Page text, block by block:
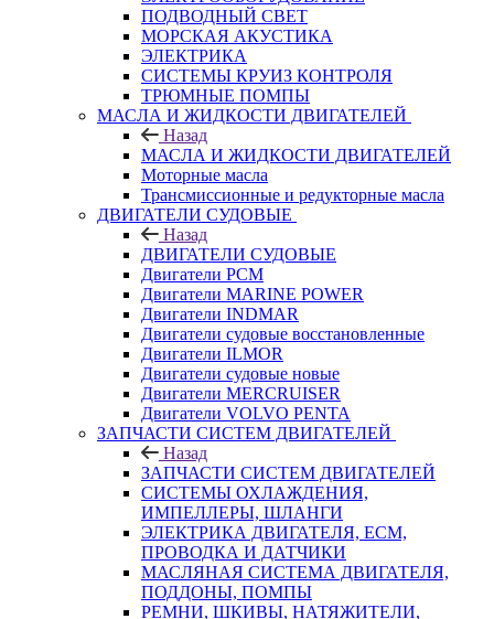
ПОДВОДНЫЙ СВЕТ
МОРСКАЯ АКУСТИКА
ЭЛЕКТРИКА
СИСТЕМЫ КРУИЗ КОНТРОЛЯ
ТРЮМНЫЕ ПОМПЫ
МАСЛА И ЖИДКОСТИ ДВИГАТЕЛЕЙ
Назад
МАСЛА И ЖИДКОСТИ ДВИГАТЕЛЕЙ
Моторные масла
Трансмиссионные и редукторные масла
ДВИГАТЕЛИ СУДОВЫЕ
Назад
ДВИГАТЕЛИ СУДОВЫЕ
Двигатели PCM
Двигатели MARINE POWER
Двигатели INDMAR
Двигатели судовые восстановленные
Двигатели ILMOR
Двигатели судовые новые
Двигатели MERCRUISER
Двигатели VOLVO PENTA
ЗАПЧАСТИ СИСТЕМ ДВИГАТЕЛЕЙ
Назад
ЗАПЧАСТИ СИСТЕМ ДВИГАТЕЛЕЙ
СИСТЕМЫ ОХЛАЖДЕНИЯ,
ИМПЕЛЛЕРЫ, ШЛАНГИ
ЭЛЕКТРИКА ДВИГАТЕЛЯ, ECM,
ПРОВОДКА И ДАТЧИКИ
МАСЛЯНАЯ СИСТЕМА ДВИГАТЕЛЯ,
ПОДДОНЫ, ПОМПЫ
РЕМНИ, ШКИВЫ, НАТЯЖИТЕЛИ,